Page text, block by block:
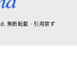
無断転載・引用禁ず